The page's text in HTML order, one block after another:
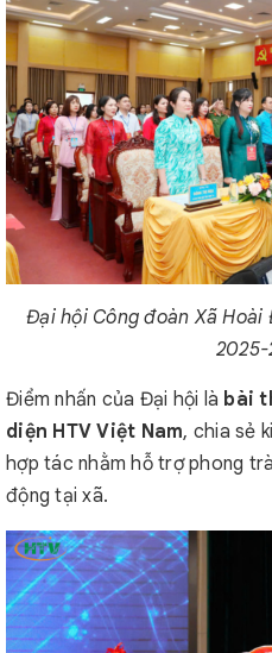
Đại hội Công đoàn Xã
Điểm nhấn của Đại hội là bài
diện HTV Việt Nam, chia sẻ
hợp tác nhằm hỗ trợ phong
động tại xã.